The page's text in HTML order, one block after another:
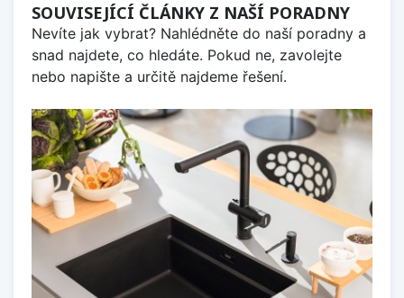
SOUVISEJÍCÍ ČLÁNKY Z NAŠÍ PORADNY
Nevíte jak vybrat? Nahlédněte do naší poradny a
snad najdete, co hledáte. Pokud ne, zavolejte
nebo napište a určitě najdeme řešení.